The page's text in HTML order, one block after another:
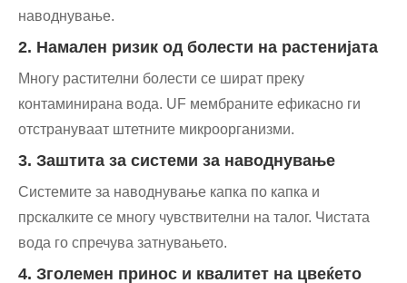
наводнување.
2. Намален ризик од болести на растенијата
Многу растителни болести се шират преку
контаминирана вода. UF мембраните ефикасно ги
отстрануваат штетните микроорганизми.
3. Заштита за системи за наводнување
Системите за наводнување капка по капка и
прскалките се многу чувствителни на талог. Чистата
вода го спречува затнувањето.
4. Зголемен принос и квалитет на цвеќето